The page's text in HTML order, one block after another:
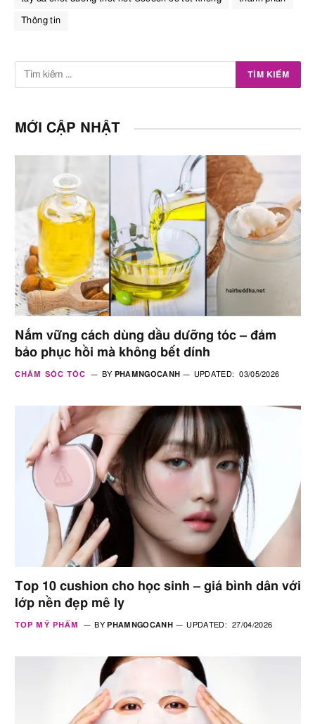
Thông tin
MỚI CẬP NHẬT
Nắm vững cách dùng dầu dưỡng tóc – đảm
bảo phục hồi mà không bết dính
CHĂM SÓC TÓC BY PHAMNGOCANH UPDATED: 03/05/2026
Top 10 cushion cho học sinh – giá bình dân với
lớp nền đẹp mê ly
TOP MỸ PHẨM BY PHAMNGOCANH UPDATED: 27/04/2026